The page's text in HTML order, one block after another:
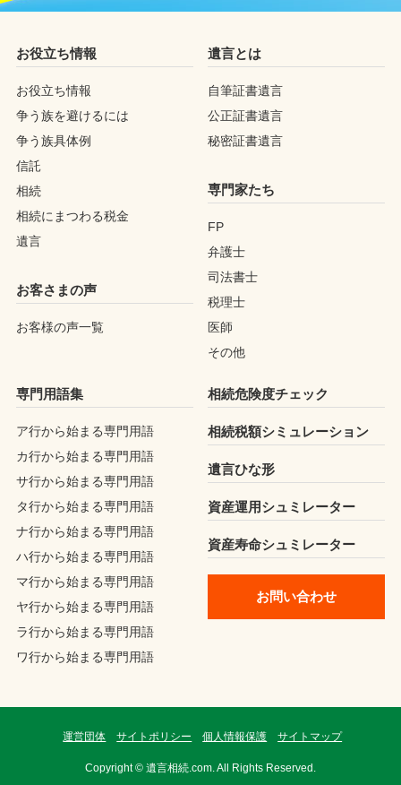
お役立ち情報
お役立ち情報
争う族を避けるには
争う族具体例
信託
相続
相続にまつわる税金
遺言
お客さまの声
お客様の声一覧
遺言とは
自筆証書遺言
公正証書遺言
秘密証書遺言
専門家たち
FP
弁護士
司法書士
税理士
医師
その他
専門用語集
ア行から始まる専門用語
カ行から始まる専門用語
サ行から始まる専門用語
タ行から始まる専門用語
ナ行から始まる専門用語
ハ行から始まる専門用語
マ行から始まる専門用語
ヤ行から始まる専門用語
ラ行から始まる専門用語
ワ行から始まる専門用語
相続危険度チェック
相続税額シミュレーション
遺言ひな形
資産運用シュミレーター
資産寿命シュミレーター
お問い合わせ
運営団体 サイトポリシー 個人情報保護 サイトマップ
Copyright © 遺言相続.com. All Rights Reserved.